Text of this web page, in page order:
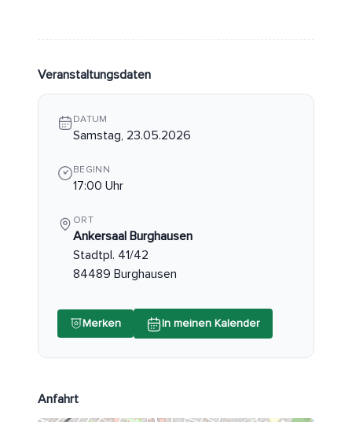
Veranstaltungsdaten
DATUM
Samstag, 23.05.2026
BEGINN
17:00 Uhr
ORT
Ankersaal Burghausen
Stadtpl. 41/42
84489 Burghausen
Merken In meinen Kalender
Anfahrt